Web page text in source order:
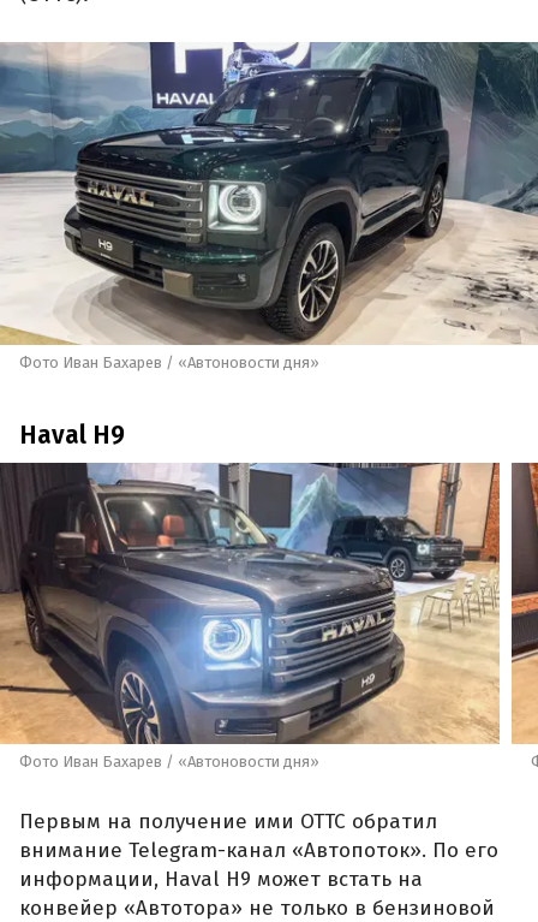
Фото Иван Бахарев / «Автоновости дня»
Haval H9
Фото Иван Бахарев / «Автоновости дня»
Первым на получение ими ОТТС обратил
внимание Telegram-канал «Автопоток». По его
информации, Haval H9 может встать на
конвейер «Автотора» не только в бензиновой